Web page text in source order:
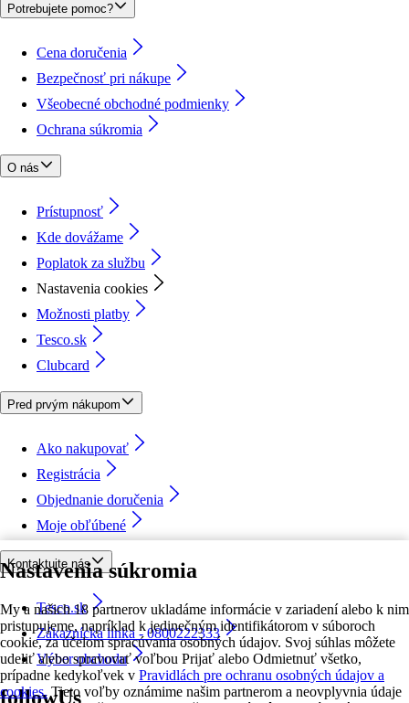
Nastavenia súkromia
My a našich 18 partnerov ukladáme informácie v zariadení alebo k nim
pristupujeme, napríklad k jedinečným identifikátorom v súboroch
cookie, za účelom spracúvania osobných údajov. Svoj súhlas môžete
udeliť alebo spravovať voľbou Prijať alebo Odmietnuť všetko,
prípadne kedykoľvek v Pravidlách pre ochranu osobných údajov a
cookies. Tieto voľby oznámime našim partnerom a neovplyvnia údaje
Potrebujete pomoc?
Cena doručenia
Bezpečnosť pri nákupe
Všeobecné obchodné podmienky
Ochrana súkromia
O nás
Prístupnosť
Kde dovážame
Poplatok za službu
Nastavenia cookies
Možnosti platby
Tesco.sk
Clubcard
Pred prvým nákupom
Ako nakupovať
Registrácia
Objednanie doručenia
Moje obľúbené
Kontaktujte nás
Tesco.sk
Zákaznícka linka - 0800222333
Výber obchodu
followUs